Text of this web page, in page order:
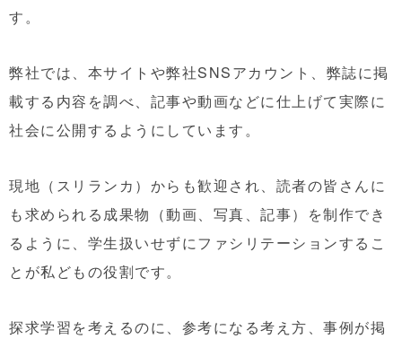
す。
弊社では、本サイトや弊社SNSアカウント、弊誌に掲
載する内容を調べ、記事や動画などに仕上げて実際に
社会に公開するようにしています。
現地（スリランカ）からも歓迎され、読者の皆さんに
も求められる成果物（動画、写真、記事）を制作でき
るように、学生扱いせずにファシリテーションするこ
とが私どもの役割です。
探求学習を考えるのに、参考になる考え方、事例が掲